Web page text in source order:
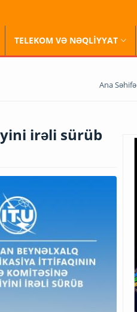
TELEKOM VƏ NƏQLİYYAT
Ana Səhifə
irəli sürüb